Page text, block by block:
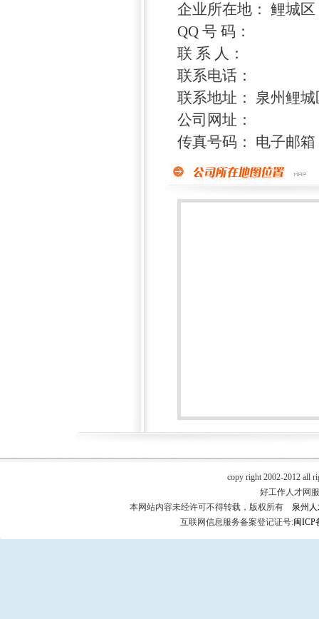
企业所在地： 鲤城区
QQ 号 码：
联 系 人：
联系电话：
联系地址： 泉州鲤
公司网址：
传真号码： 电子邮箱
copy right 2002-2012 all
好工作人才网
本网站内容未经许可不得转载，版权所有
泉州
互联网信息服务备案登记证号:闽ICP